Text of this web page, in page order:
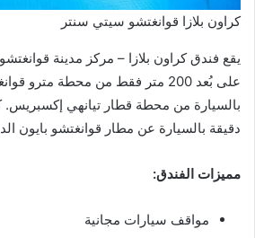
كراون بلازا قوانغتشو سيتي سنتر
يقع فندق كراون بلازا – مركز مدينة
دقيقة بالسيارة عن مطار قوانغتشو بايون
مميزات الفندق:
مواقف سيارات مجانية